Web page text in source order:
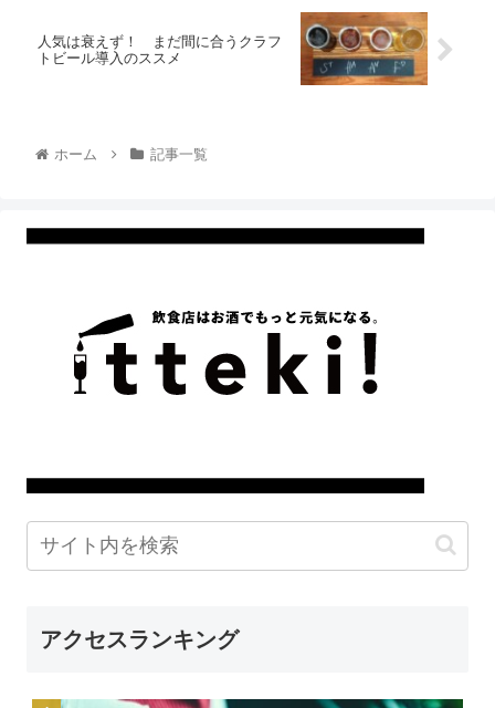
人気は衰えず！ まだ間に合うクラフ
トビール導入のススメ
ホーム 記事一覧
アクセスランキング